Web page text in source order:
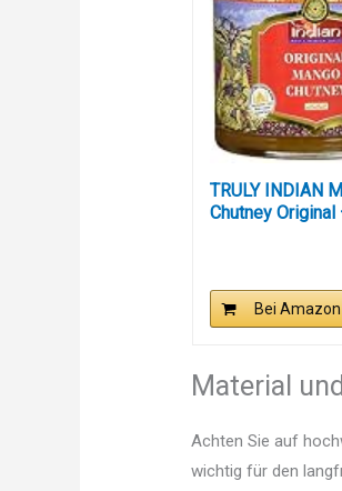
TRULY INDIAN
Chutney Original
Bei
Material
Achten Sie auf
wichtig für den